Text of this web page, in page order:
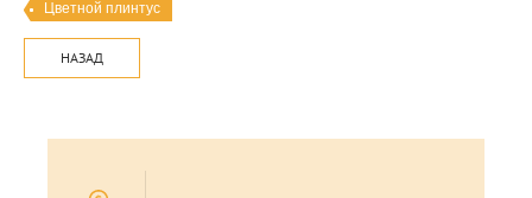
Цветной плинтус
НАЗАД